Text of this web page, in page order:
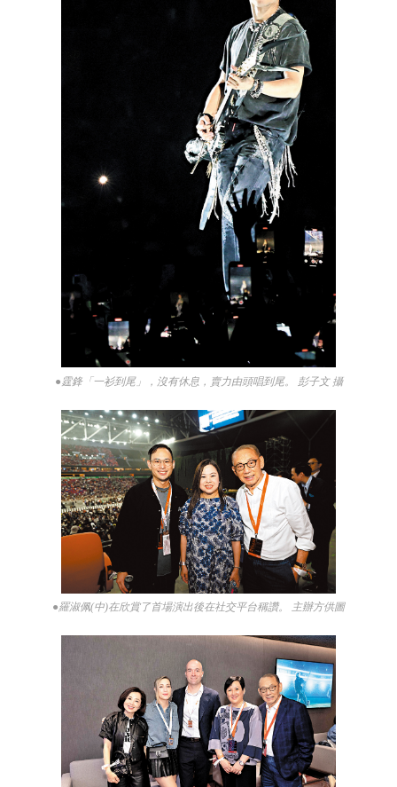
●霆鋒「一衫到尾」，沒有休息，賣力由頭唱到尾。 彭子文 攝
●羅淑佩(中)在欣賞了首場演出後在社交平台稱讚。 主辦方供圖